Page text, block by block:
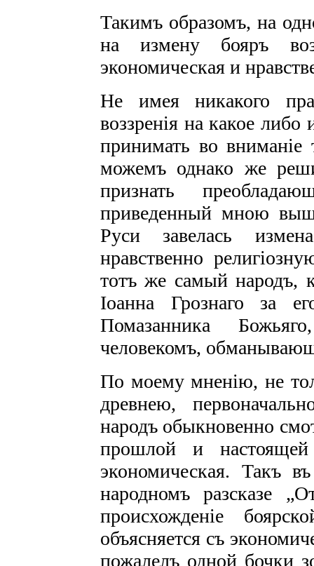
Такимъ образомъ, на
на измену бояръ
экономическая и
Не имея никакого
воззренія на какое либо
принимать во
можемъ однако же
признать
приведенный мною
Руси завелась
нравственно
тотъ же самый народъ,
Іоанна Грознаго за
Помазанника
человекомъ,
По моему мненію, не
древнею,
народъ обыкновенно
прошлой и настоящей
экономическая. Такъ
народномъ разсказе
происхожденіе
объясняется съ
пожалелъ одной бочки